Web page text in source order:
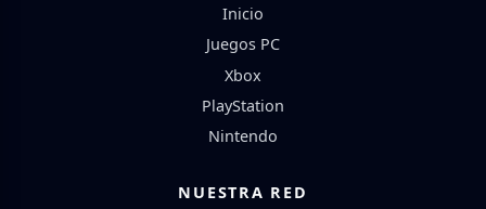
Inicio
Juegos PC
Xbox
PlayStation
Nintendo
NUESTRA RED